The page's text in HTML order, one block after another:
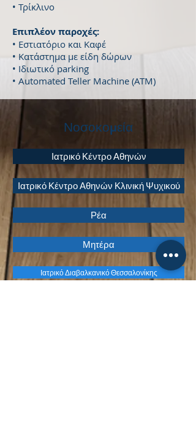
• Τρίκλινο
Επιπλέον παροχές:
• Εστιατόριο και Καφέ
• Κατάστημα με είδη δώρων
• Ιδιωτικό parking
• Automated Teller Machine (ATM)
Νοσοκομεία
Ιατρικό Κέντρο Αθηνών
Ιατρικό Κέντρο Αθηνών Κλινική Ψυχικού
Ρέα
Μητέρα
Ιατρικό Διαβαλκανικό Θεσσαλονίκης